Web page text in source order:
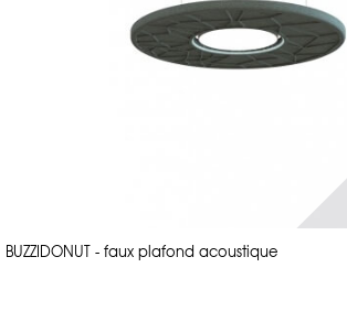
BUZZIDONUT - faux plafond acoustique